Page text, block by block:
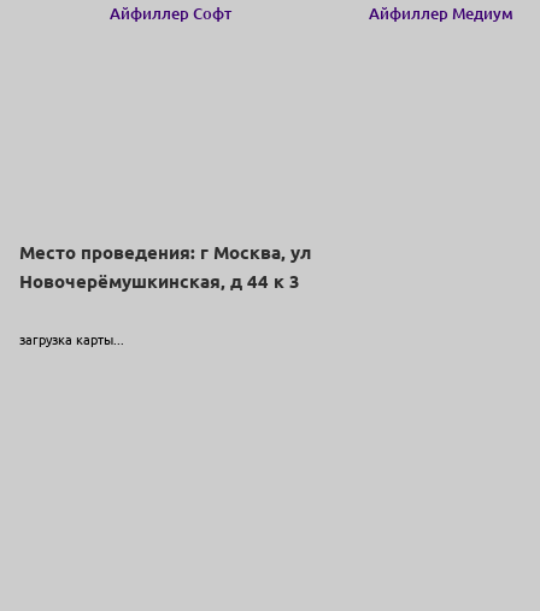
Айфиллер Софт
Айфиллер Медиум
Место проведения: г Москва, ул
Новочерёмушкинская, д 44 к 3
загрузка карты...